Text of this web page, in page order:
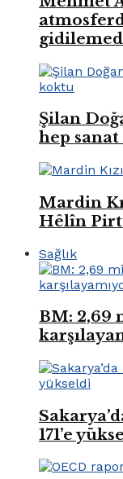
Şilan
hep
Mardin
Hêlîn
Sağlık
BM: 2,69
171’e